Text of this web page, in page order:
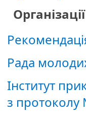
Рада
Інститут
з протоколу